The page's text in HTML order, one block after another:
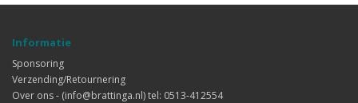
Informatie
Sponsoring
Verzending/Retournering
Over ons - (info@brattinga.nl) tel: 0513-412554